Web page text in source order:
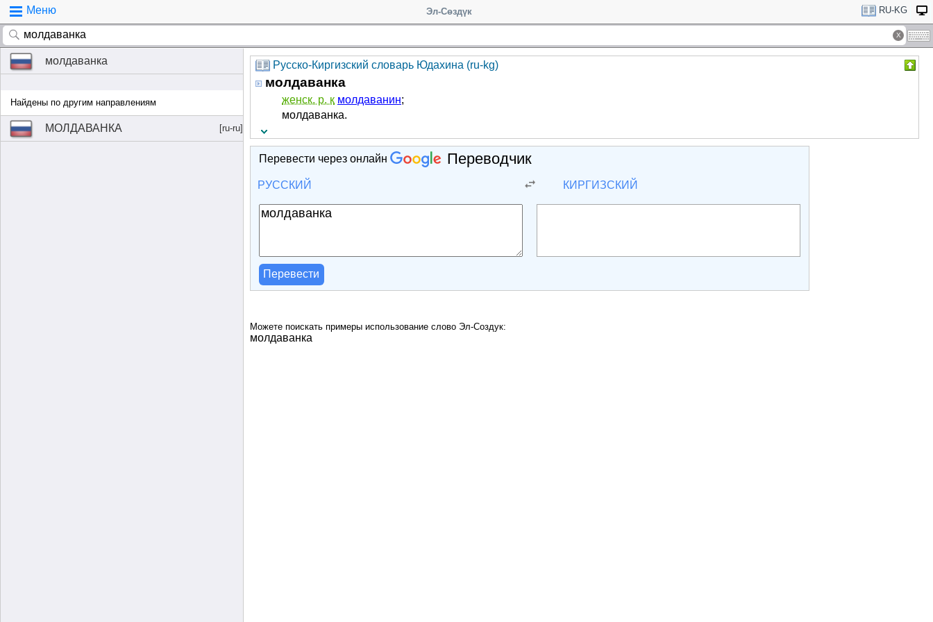
Меню Эл-Сөздүк RU-KG
молдаванка
Найдены по другим направлениям
МОЛДАВАНКА [ru-ru]
Русско-Киргизский словарь Юдахина (ru-kg)
молдаванка
женск. р. к молдаванин;
молдаванка.
Перевести через онлайн Переводчик
РУССКИЙ КИРГИЗСКИЙ
Перевести
Можете поискать примеры использование слово Эл-Создук:
молдаванка